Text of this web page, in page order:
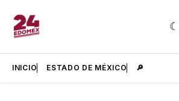
INICIO ESTADO DE MÉXICO 🔎